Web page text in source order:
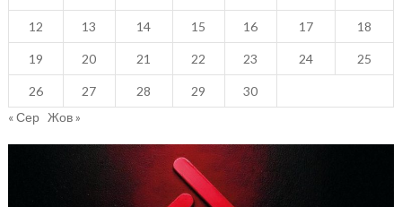
12 13 14 15 16 17 18
19 20 21 22 23 24 25
26 27 28 29
30
« Сер Жов »